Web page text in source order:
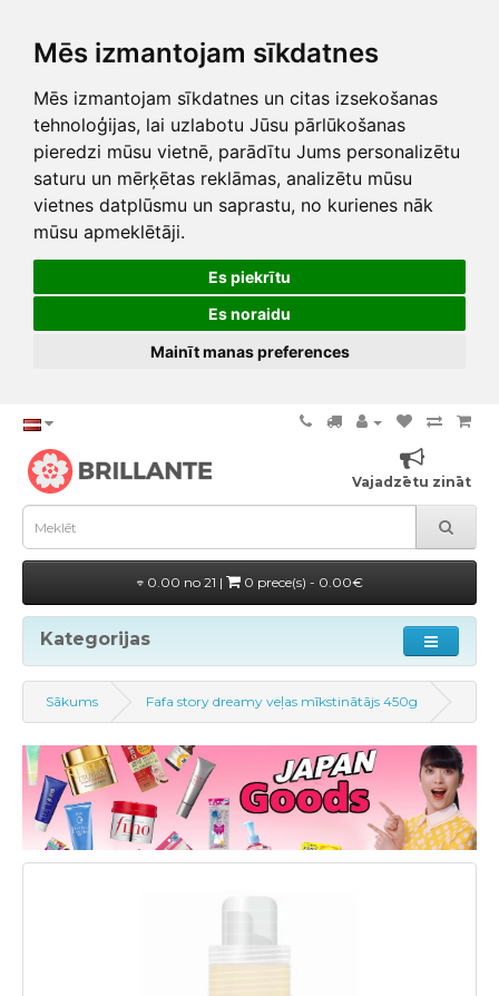
Mēs izmantojam sīkdatnes
Mēs izmantojam sīkdatnes un citas izsekošanas
tehnoloģijas, lai uzlabotu Jūsu pārlūkošanas
pieredzi mūsu vietnē, parādītu Jums personalizētu
saturu un mērķētas reklāmas, analizētu mūsu
vietnes datplūsmu un saprastu, no kurienes nāk
mūsu apmeklētāji.
Es piekrītu
Es noraidu
Mainīt manas preferences
Vajadzētu zināt
0.00 no 21 | 0 prece(s) - 0.00€
Kategorijas
Sākums Fafa story dreamy veļas mīkstinātājs 450g